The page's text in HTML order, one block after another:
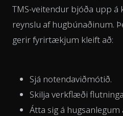
TMS-veitendur bjóða upp á
reynslu af hugbúnaðinum.
gerir fyrirtækjum kleift að:
Sjá notendaviðmótið.
Skilja verkflæði
Átta sig á hugsanlegum